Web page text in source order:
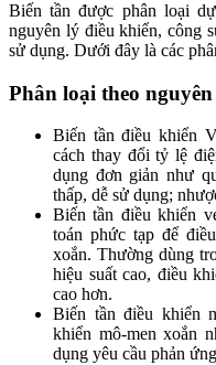
Biến tần được phân loại
nguyên lý điều khiển, công
sử dụng. Dưới đây là các
Phân loại theo
Biến tần điều khiển
cách thay đổi tỷ lệ
dụng đơn giản như
thấp, dễ sử dụng;
Biến tần điều khiển
toán phức tạp để
xoắn. Thường dùng
hiệu suất cao, điều
cao hơn.
Biến tần điều khiển
khiển mô-men xoắn
dụng yêu cầu phản